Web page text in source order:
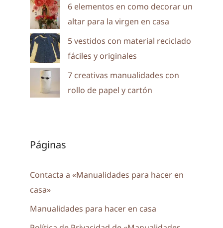
6 elementos en como decorar un
altar para la virgen en casa
5 vestidos con material reciclado
fáciles y originales
7 creativas manualidades con
rollo de papel y cartón
Páginas
Contacta a «Manualidades para hacer en
casa»
Manualidades para hacer en casa